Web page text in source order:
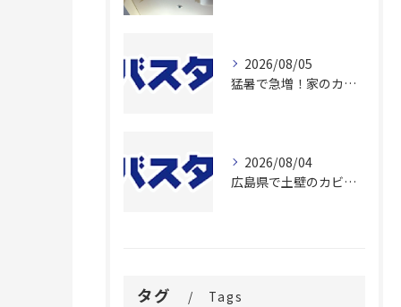
2026/08/05
猛暑で急増！家のカビ発生場所とは
2026/08/04
広島県で土壁のカビ除去施工！原因も徹底調査
タグ Tags